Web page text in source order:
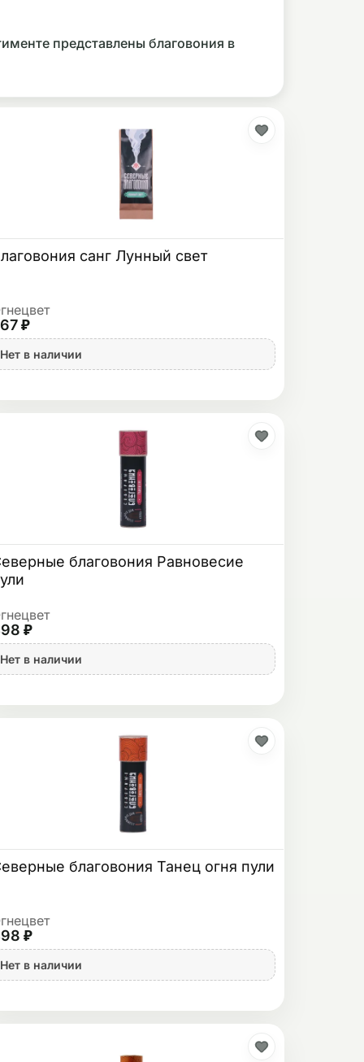
представлены благовония в
санг Лунный свет
₽
Нет в наличии
благовония Равновесие
₽
Нет в наличии
благовония Танец огня пули
₽
Нет в наличии